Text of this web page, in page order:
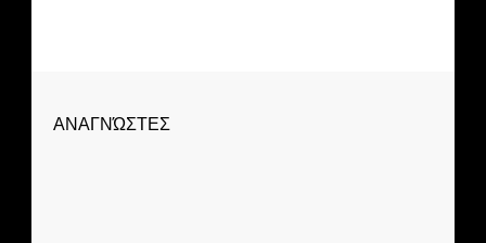
ΑΝΑΓΝΏΣΤΕΣ